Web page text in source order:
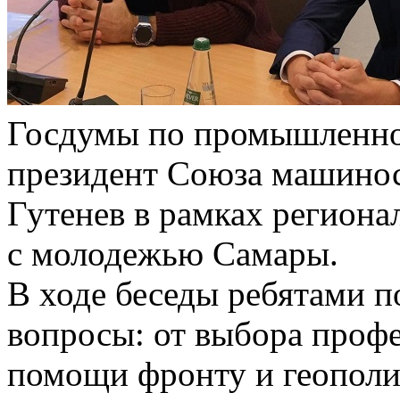
Госдумы по
президент Союза
Гутенев в рамках
с молодежью Самары.
В ходе беседы ребятами
вопросы: от выбора
помощи фронту и